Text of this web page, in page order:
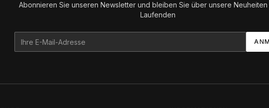
Abonnieren Sie unseren Newsletter und bleiben Sie über unsere Neuheiten
Laufenden